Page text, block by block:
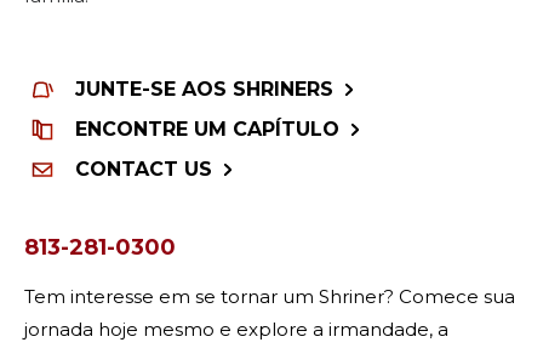
JUNTE-SE AOS SHRINERS
ENCONTRE UM CAPÍTULO
CONTACT US
813-281-0300
Tem interesse em se tornar um Shriner? Comece sua
jornada hoje mesmo e explore a irmandade, a